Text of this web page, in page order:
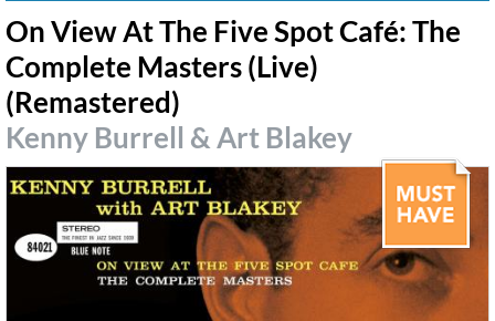
On View At The Five Spot Café: The
Complete Masters (Live)
(Remastered)
Kenny Burrell & Art Blakey